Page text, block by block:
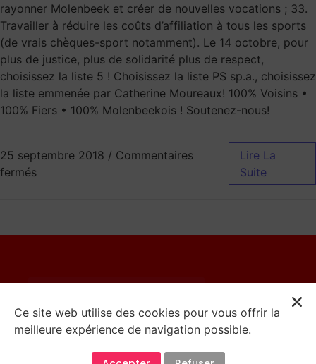
rayonner Molenbeek et créer de nouvelles vocations ; 33.
Travailler à réduire les coûts d’affiliation à tous les sports
(de vrais chèques-sport notamment). Le 14 octobre, pour
plus de justice, plus de solidarité plus de respect,
choisissez la liste 5 ! Choisissez la liste PS sp.a., choisissez
la liste emmenée par Catherine Moureaux! 100% Voisins •
100% Fiers • 100% Molenbeekois ! Soutenez-nous!
25 septembre 2018 / Commentaires
fermés
Lire La
Suite
Mentions Légales
Ce site web utilise des cookies pour vous offrir la
meilleure expérience de navigation possible.